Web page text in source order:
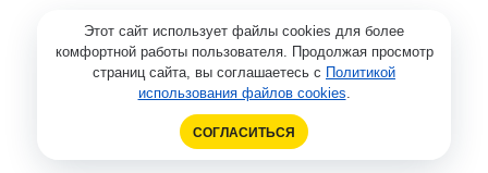
Этот сайт использует файлы cookies для более
комфортной работы пользователя. Продолжая просмотр
страниц сайта, вы соглашаетесь с Политикой
использования файлов cookies.
СОГЛАСИТЬСЯ